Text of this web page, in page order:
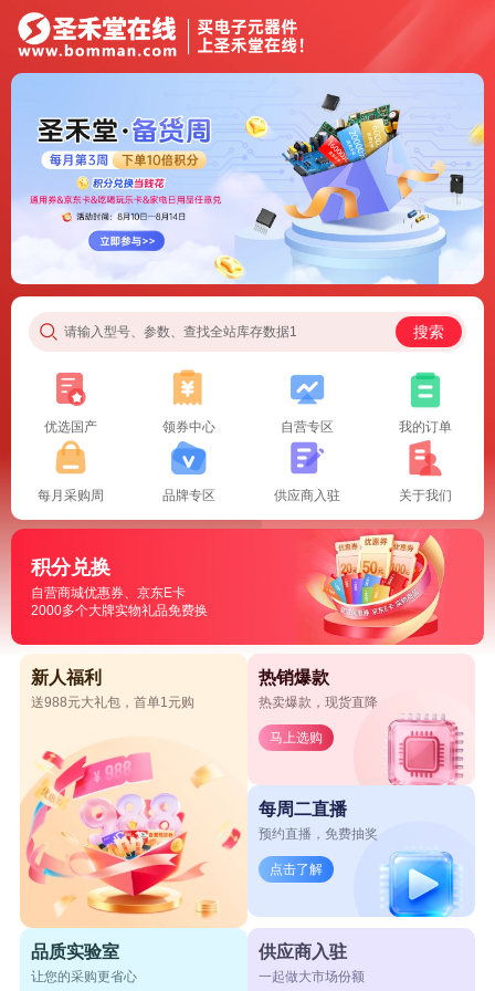
请输入型号、参数、查找全站库存数据1 搜索
优选国产 领券中心 自营专区 我的订单
每月采购周 品牌专区 供应商入驻 关于我们
积分兑换
自营商城优惠券、京东E卡
2000多个大牌实物礼品免费换
新人福利
送988元大礼包，首单1元购
热销爆款
热卖爆款，现货直降
马上选购
每周二直播
预约直播，免费抽奖
点击了解
品质实验室
让您的采购更省心
供应商入驻
一起做大市场份额